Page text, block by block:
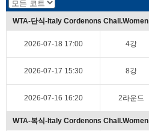
WTA-단식-Italy Cordenons Chall.Women
2026-07-18 17:00 4강
2026-07-17 15:30 8강
2026-07-16 16:20 2라운드
WTA-복식-Italy Cordenons Chall.Women